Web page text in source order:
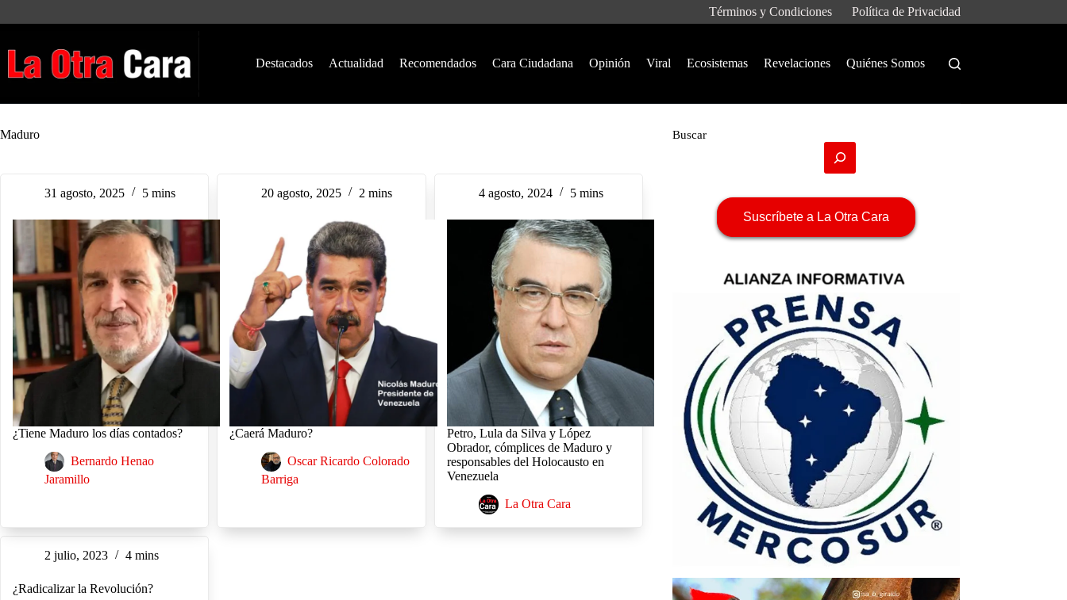
Términos y Condiciones Política de Privacidad
Destacados Actualidad Recomendados Cara Ciudadana Opinión Viral Ecosistemas Revelaciones Quiénes Somos
Maduro
31 agosto, 2025 5 mins
¿Tiene Maduro los días contados?
Bernardo Henao
Jaramillo
20 agosto, 2025 2 mins
¿Caerá Maduro?
Oscar Ricardo Colorado
Barriga
4 agosto, 2024 5 mins
Petro, Lula da Silva y López
Obrador, cómplices de Maduro y
responsables del Holocausto en
Venezuela
La Otra Cara
2 julio, 2023 4 mins
¿Radicalizar la Revolución?
Buscar
Suscríbete a La Otra Cara